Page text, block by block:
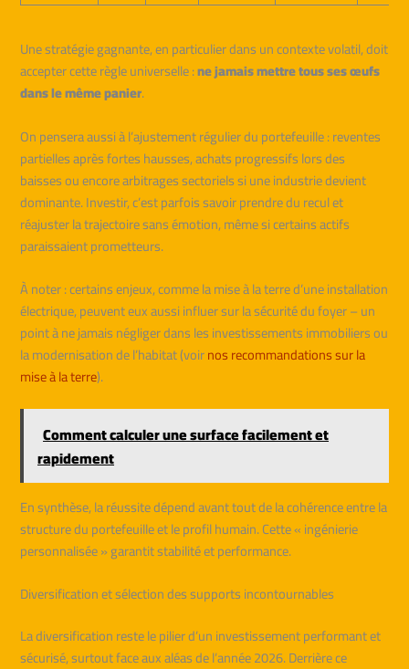
Une stratégie gagnante, en particulier dans un contexte volatil, doit
accepter cette règle universelle :ne jamais mettre tous ses œufs
dans le même panier.
On pensera aussi à l’ajustement régulier du portefeuille : reventes
partielles après fortes hausses, achats progressifs lors des
baisses ou encore arbitrages sectoriels si une industrie devient
dominante. Investir, c’est parfois savoir prendre du recul et
réajuster la trajectoire sans émotion, même si certains actifs
paraissaient prometteurs.
À noter : certains enjeux, comme la mise à la terre d’une installation
électrique, peuvent eux aussi influer sur la sécurité du foyer – un
point à ne jamais négliger dans les investissements immobiliers ou
la modernisation de l’habitat (voirnos recommandations sur la
mise à la terre).
Comment calculer une surface facilement et
rapidement
En synthèse, la réussite dépend avant tout de la cohérence entre la
structure du portefeuille et le profil humain. Cette « ingénierie
personnalisée » garantit stabilité et performance.
Diversification et sélection des supports incontournables
La diversification reste le pilier d’un investissement performant et
sécurisé, surtout face aux aléas de l’année 2026. Derrière ce